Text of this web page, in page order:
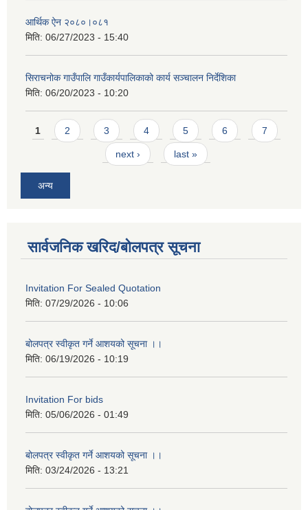
आर्थिक ऐन २०८०।०८१
मिति: 06/27/2023 - 15:40
सिराचनोक गाउँपालि गाउँकार्यपालिकाको कार्य सञ्चालन निर्देशिका
मिति: 06/20/2023 - 10:20
Pages
1 2 3 4 5 6 7
next › last »
अन्य
सार्वजनिक खरिद/बोलपत्र सूचना
Invitation For Sealed Quotation
मिति: 07/29/2026 - 10:06
बोलपत्र स्वीकृत गर्ने आशयको सूचना ।।
मिति: 06/19/2026 - 10:19
Invitation For bids
मिति: 05/06/2026 - 01:49
बोलपत्र स्वीकृत गर्ने आशयको सूचना ।।
मिति: 03/24/2026 - 13:21